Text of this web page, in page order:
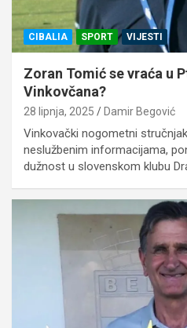
CIBALIA SPORT VIJESTI
Zoran Tomić se vraća u
Vinkovčana?
28 lipnja, 2025 Damir Begović
Vinkovački nogometni
neslužbenim informacijama,
dužnost u slovenskom klubu